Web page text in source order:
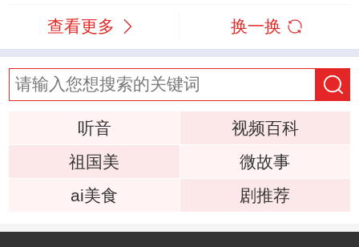
查看更多 换一换
听音
视频百科
祖国美
微故事
ai美食
剧推荐